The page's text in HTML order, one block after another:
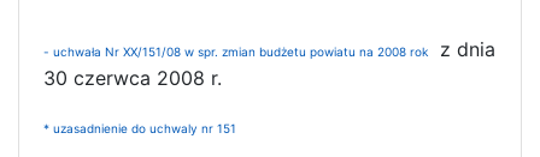
- uchwała Nr XX/151/08 w spr. zmian budżetu powiatu na 2008 rok
z dnia
30 czerwca 2008 r.
* uzasadnienie do uchwaly nr 151